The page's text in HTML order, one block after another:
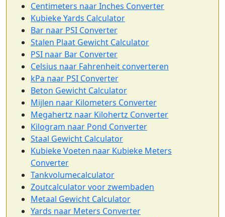
Centimeters naar Inches Converter
Kubieke Yards Calculator
Bar naar PSI Converter
Stalen Plaat Gewicht Calculator
PSI naar Bar Converter
Celsius naar Fahrenheit converteren
kPa naar PSI Converter
Beton Gewicht Calculator
Mijlen naar Kilometers Converter
Megahertz naar Kilohertz Converter
Kilogram naar Pond Converter
Staal Gewicht Calculator
Kubieke Voeten naar Kubieke Meters
Converter
Tankvolumecalculator
Zoutcalculator voor zwembaden
Metaal Gewicht Calculator
Yards naar Meters Converter